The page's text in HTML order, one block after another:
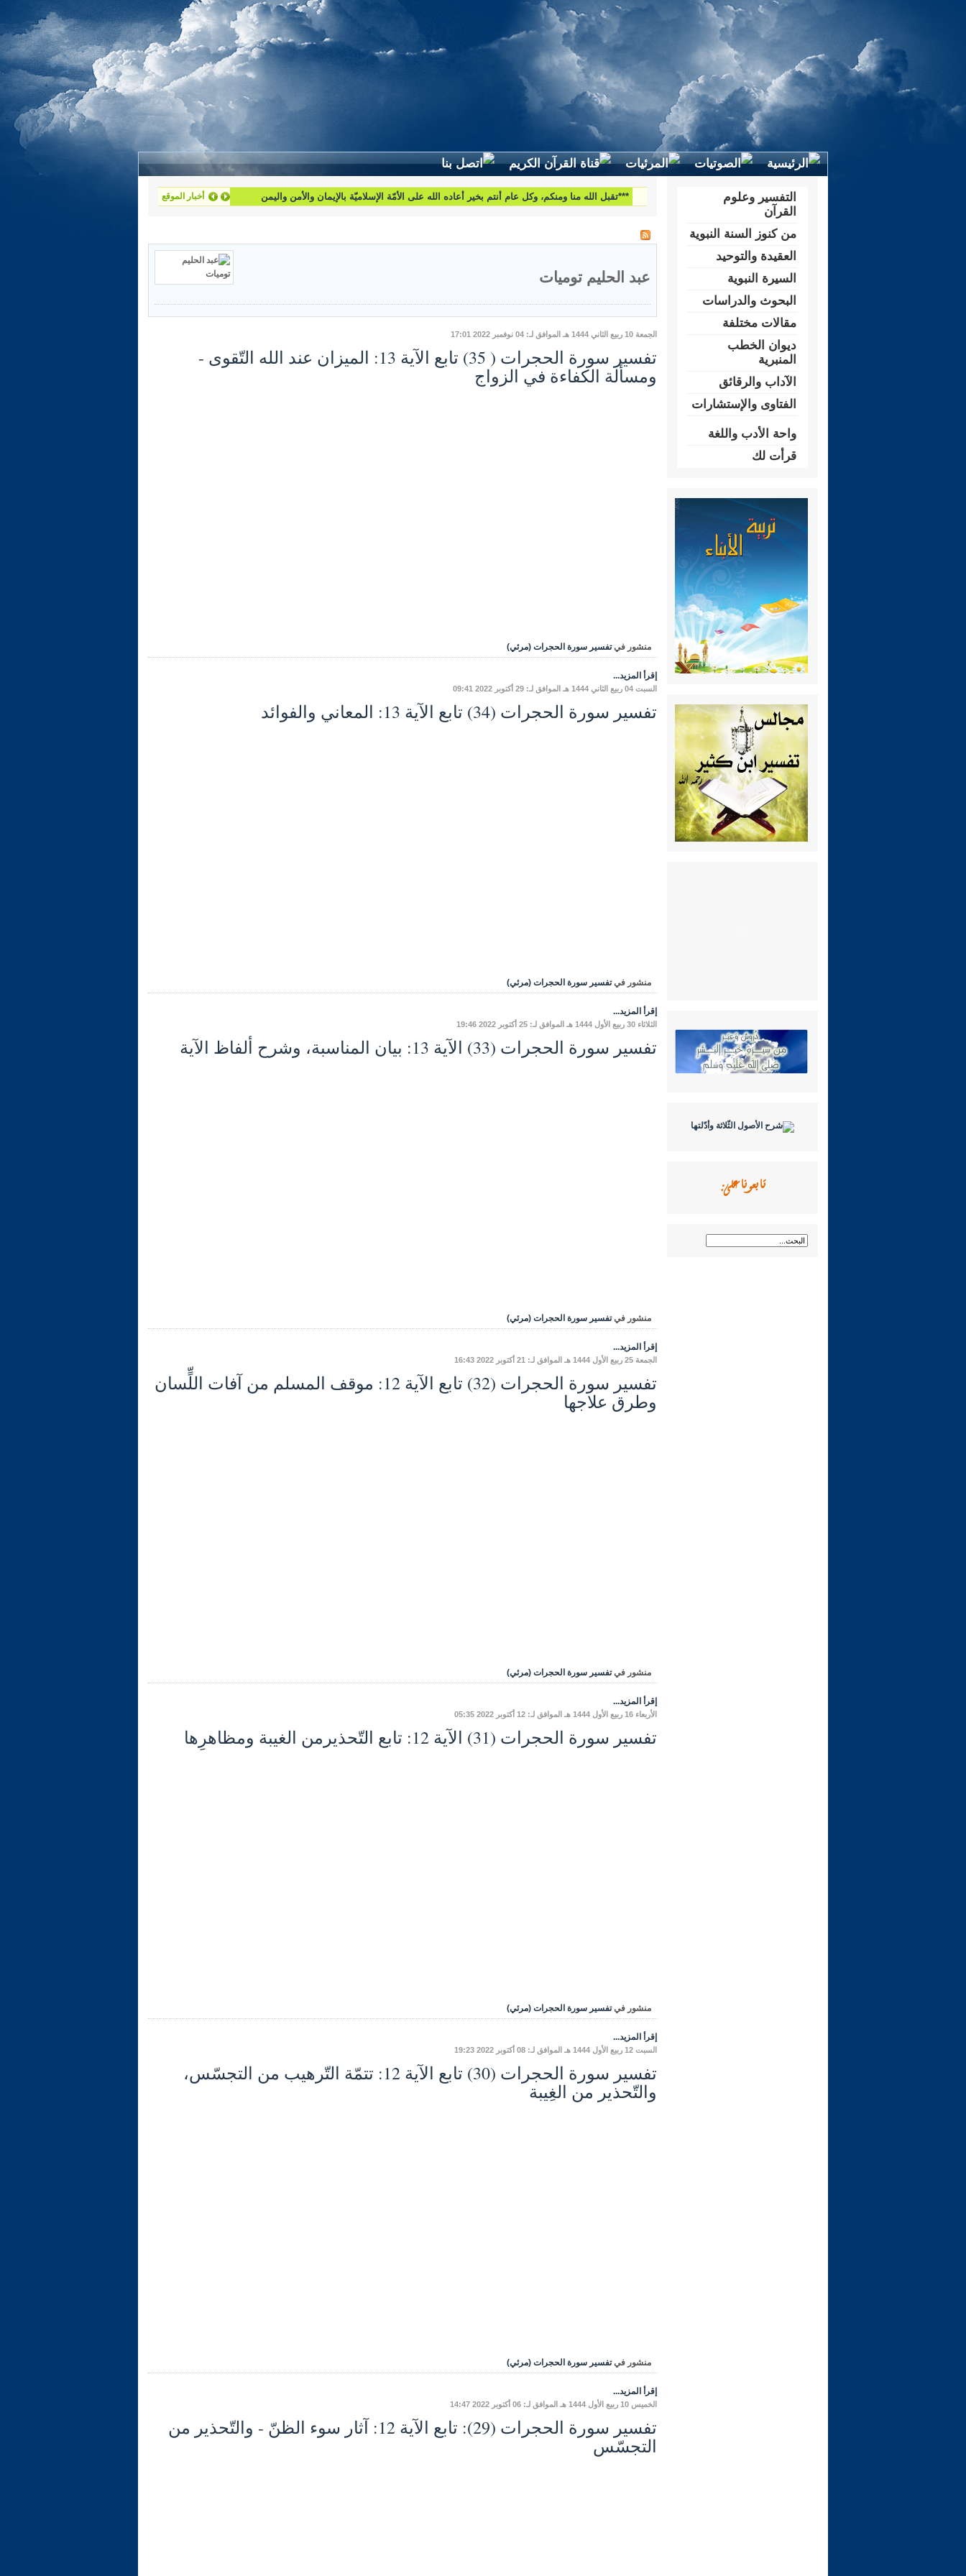
أخبار الموقع
لطرح استفساراتكم وأسئلتكم واقتراحاتكم اتّصلوا بنا على البريد التّالي:
عبد الحليم توميات
الجمعة 10 ربيع الثاني 1444 هـ الموافق لـ: 04 نوفمبر 2022 17:01
تفسير سورة الحجرات ( 35) تابع الآية 13: الميزان عند الله التّقوى -
ومسألة الكفاءة في الزواج
منشور في تفسير سورة الحجرات (مرئي)
إقرأ المزيد...
السبت 04 ربيع الثاني 1444 هـ الموافق لـ: 29 أكتوبر 2022 09:41
تفسير سورة الحجرات (34) تابع الآية 13: المعاني والفوائد
منشور في تفسير سورة الحجرات (مرئي)
إقرأ المزيد...
الثلاثاء 30 ربيع الأول 1444 هـ الموافق لـ: 25 أكتوبر 2022 19:46
تفسير سورة الحجرات (33) الآية 13: بيان المناسبة، وشرح ألفاظ الآية
منشور في تفسير سورة الحجرات (مرئي)
إقرأ المزيد...
الجمعة 25 ربيع الأول 1444 هـ الموافق لـ: 21 أكتوبر 2022 16:43
تفسير سورة الحجرات (32) تابع الآية 12: موقف المسلم من آفات اللٍّسان
وطرق علاجها
منشور في تفسير سورة الحجرات (مرئي)
إقرأ المزيد...
الأربعاء 16 ربيع الأول 1444 هـ الموافق لـ: 12 أكتوبر 2022 05:35
تفسير سورة الحجرات (31) الآية 12: تابع التّحذيرمن الغيبة ومظاهرِها
منشور في تفسير سورة الحجرات (مرئي)
إقرأ المزيد...
السبت 12 ربيع الأول 1444 هـ الموافق لـ: 08 أكتوبر 2022 19:23
تفسير سورة الحجرات (30) تابع الآية 12: تتمّة التّرهيب من التجسّس،
والتّحذير من الغِيبة
منشور في تفسير سورة الحجرات (مرئي)
إقرأ المزيد...
الخميس 10 ربيع الأول 1444 هـ الموافق لـ: 06 أكتوبر 2022 14:47
تفسير سورة الحجرات (29): تابع الآية 12: آثار سوء الظنّ - والتّحذير من
التجسّس
التفسير وعلوم
القرآن
من كنوز السنة النبوية
العقيدة والتوحيد
السيرة النبوية
البحوث والدراسات
مقالات مختلفة
ديوان الخطب
المنبرية
الآداب والرقائق
الفتاوى والإستشارات
واحة الأدب واللغة
قرأت لك
تابعونا على: